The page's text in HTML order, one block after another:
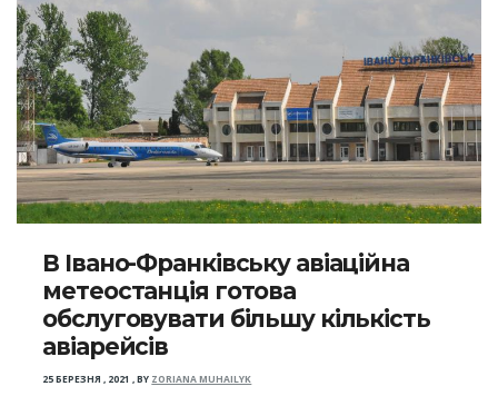
В Івано-Франківську авіаційна
метеостанція готова
обслуговувати більшу кількість
авіарейсів
25 БЕРЕЗНЯ , 2021 ,BY ZORIANA MUHAILYK